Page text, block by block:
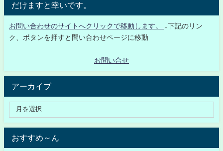
だけますと幸いです。
お問い合わせのサイトへクリックで移動します。
↓下記のリン
ク、ボタンを押すと問い合わせページに移動
お問い合せ
アーカイブ
おすすめ～ん